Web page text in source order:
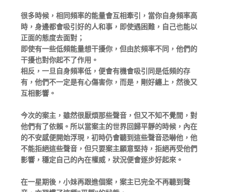
很多時候，相同頻率的能量會互相牽引，當你自身頻率高
時，身邊都會吸引好的人和事，即使遇困難，自己也能以
正面的態度去面對；
即使有一些低頻能量想干擾你，但由於頻率不同，他們的
干擾也對你起不了作用。
相反，一旦自身頻率低，便會有機會吸引同是低頻的存
有，他們不一定是有心傷害你，而是，剛好纏上，然後又
互相影響。
今次的案主，雖然很厭煩那些聲音，但又不知不覺間，對
他們有了依賴。所以當案主的世界回歸平靜的時候，內在
的不安感便開始浮現，初時仍會聽到這些聲音恐嚇他，他
不能拒絕這些聲音，但只要案主願意堅持，拒絕再受他們
影響，穩定自己的內在權威，狀況便會逐步好起來。
在一星期後，小妹再跟進個案，案主已完全不再聽到聲